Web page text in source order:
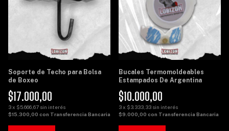
Soporte de Techo para Bolsa
de Boxeo
$17.000,00
3x $5.666,67 sin interés
$15.300,00 con Transferencia Bancaria
Bucales Termomoldeables
Estampados De Argentina
$10.000,00
3x $3.333,33 sin interés
$9.000,00 con Transferencia Bancaria